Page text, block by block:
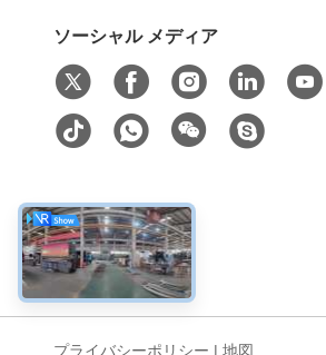
ソーシャル メディア
プライバシーポリシー | 地図